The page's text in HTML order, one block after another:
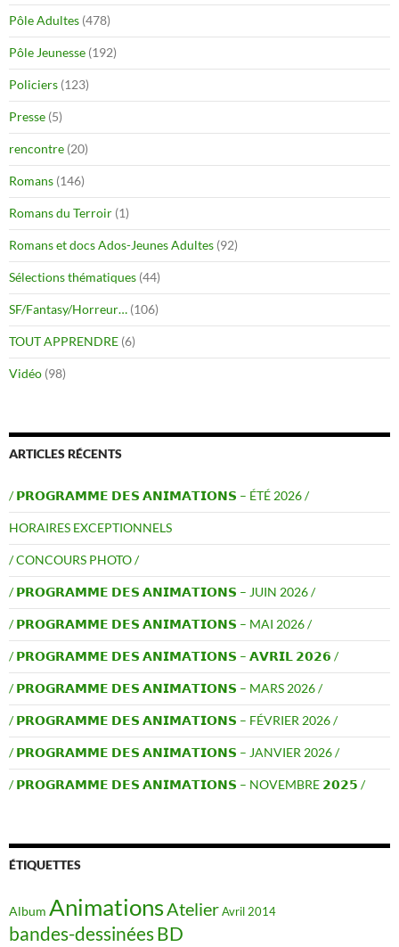
Pôle Adultes (478)
Pôle Jeunesse (192)
Policiers (123)
Presse (5)
rencontre (20)
Romans (146)
Romans du Terroir (1)
Romans et docs Ados-Jeunes Adultes (92)
Sélections thématiques (44)
SF/Fantasy/Horreur… (106)
TOUT APPRENDRE (6)
Vidéo (98)
ARTICLES RÉCENTS
/ 𝗣𝗥𝗢𝗚𝗥𝗔𝗠𝗠𝗘 𝗗𝗘𝗦 𝗔𝗡𝗜𝗠𝗔𝗧𝗜𝗢𝗡𝗦 – ÉTÉ 2026 /
HORAIRES EXCEPTIONNELS
/ CONCOURS PHOTO /
/ 𝗣𝗥𝗢𝗚𝗥𝗔𝗠𝗠𝗘 𝗗𝗘𝗦 𝗔𝗡𝗜𝗠𝗔𝗧𝗜𝗢𝗡𝗦 – JUIN 2026 /
/ 𝗣𝗥𝗢𝗚𝗥𝗔𝗠𝗠𝗘 𝗗𝗘𝗦 𝗔𝗡𝗜𝗠𝗔𝗧𝗜𝗢𝗡𝗦 – MAI 2026 /
/ 𝗣𝗥𝗢𝗚𝗥𝗔𝗠𝗠𝗘 𝗗𝗘𝗦 𝗔𝗡𝗜𝗠𝗔𝗧𝗜𝗢𝗡𝗦 – 𝗔𝗩𝗥𝗜𝗟 𝟮𝟬𝟮𝟲 /
/ 𝗣𝗥𝗢𝗚𝗥𝗔𝗠𝗠𝗘 𝗗𝗘𝗦 𝗔𝗡𝗜𝗠𝗔𝗧𝗜𝗢𝗡𝗦 – MARS 2026 /
/ 𝗣𝗥𝗢𝗚𝗥𝗔𝗠𝗠𝗘 𝗗𝗘𝗦 𝗔𝗡𝗜𝗠𝗔𝗧𝗜𝗢𝗡𝗦 – FÉVRIER 2026 /
/ 𝗣𝗥𝗢𝗚𝗥𝗔𝗠𝗠𝗘 𝗗𝗘𝗦 𝗔𝗡𝗜𝗠𝗔𝗧𝗜𝗢𝗡𝗦 – JANVIER 2026 /
/ 𝗣𝗥𝗢𝗚𝗥𝗔𝗠𝗠𝗘 𝗗𝗘𝗦 𝗔𝗡𝗜𝗠𝗔𝗧𝗜𝗢𝗡𝗦 – NOVEMBRE 𝟮𝟬𝟮𝟱 /
ÉTIQUETTES
Album AnimationsAtelierAvril 2014
bandes-dessinéesBD